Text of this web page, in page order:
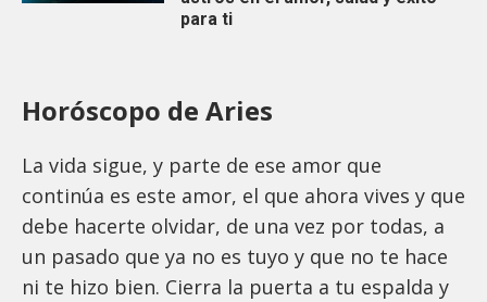
para ti
Horóscopo de Aries
La vida sigue, y parte de ese amor que
continúa es este amor, el que ahora vives y que
debe hacerte olvidar, de una vez por todas, a
un pasado que ya no es tuyo y que no te hace
ni te hizo bien. Cierra la puerta a tu espalda y